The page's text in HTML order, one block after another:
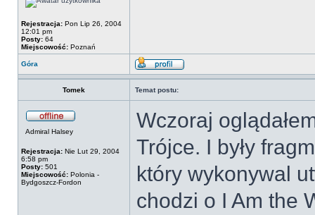
Rejestracja: Pon Lip 26, 2004
12:01 pm
Posty: 64
Miejscowość: Poznań
Góra
Tomek Temat postu:
Admiral Halsey
Rejestracja: Nie Lut 29, 2004
6:58 pm
Posty: 501
Miejscowość: Polonia -
Bydgoszcz-Fordon
Wczoraj
Trójce. I były
który wykonywal
chodzi o I Am the